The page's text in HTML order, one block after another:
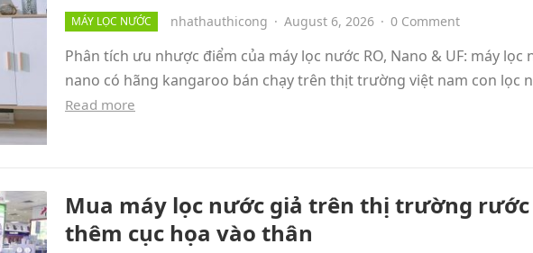
MÁY LỌC NƯỚC nhathauthicong · August 6, 2026 · 0 Comment
Phân tích ưu nhược điểm của máy lọc nước RO, Nano & UF: máy lọc
nano có hãng kangaroo bán chạy trên thịt trường việt nam con lọc
Read more
Mua máy lọc nước giả trên thị trường rước
thêm cục họa vào thân